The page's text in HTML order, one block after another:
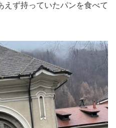
えず持っていたパンを食べて